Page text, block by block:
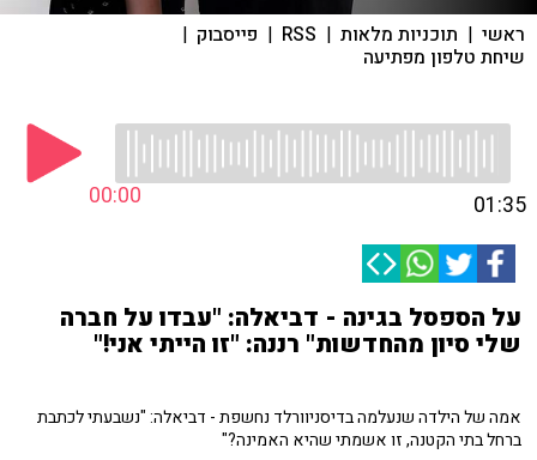
ראשי | תוכניות מלאות |
RSS
| פייסבוק |
שיחת טלפון מפתיעה
00:00 01:35
על הספסל בגינה - דביאלה: "עבדו על חברה
שלי סיון מהחדשות" רננה: "זו הייתי אני!"
אמה של הילדה שנעלמה בדיסניוורלד נחשפת - דביאלה: "נשבעתי לכתבת
ברחל בתי הקטנה, זו אשמתי שהיא האמינה?"